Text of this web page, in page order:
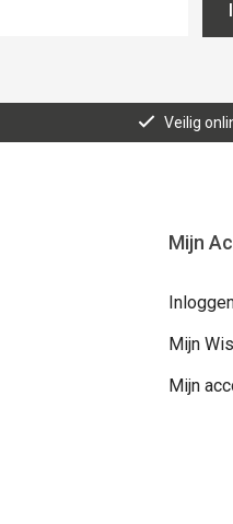
Veilig
Mijn
Mijn
Mijn